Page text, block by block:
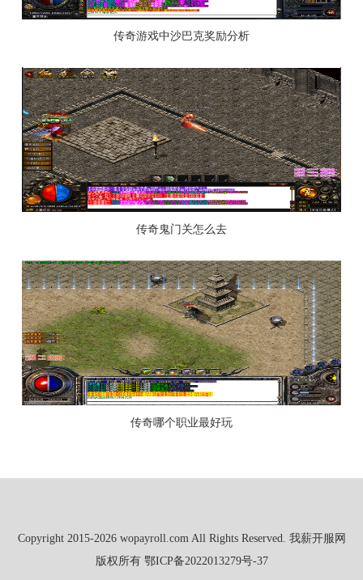
传奇游戏中沙巴克奖励分析
传奇鬼门关怎么去
传奇哪个职业最好玩
Copyright 2015-2026 wopayroll.com All Rights Reserved. 我薪开服网
版权所有 鄂ICP备2022013279号-37